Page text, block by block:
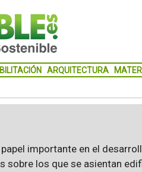
ARQUITECTURA
importante en el
sobre los que se asientan